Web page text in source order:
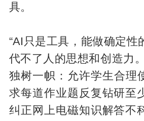
具。
“AI只是工具，能做确定性
代不了人的思想和创造力
独树一帜：允许学生合理
求每道作业题反复钻研至
纠正网上电磁知识解答不